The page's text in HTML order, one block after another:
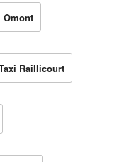
Omont
Raillicourt